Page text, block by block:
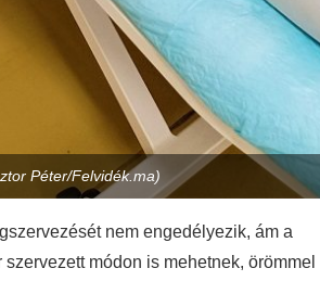
Péter/Felvidék.ma)
nem engedélyezik, ám a
módon is mehetnek, örömmel